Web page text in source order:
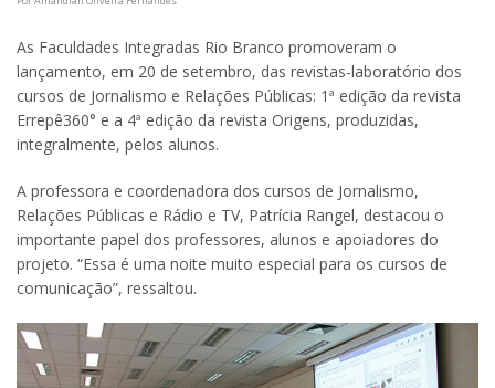
As Faculdades Integradas Rio Branco promoveram o
lançamento, em 20 de setembro, das revistas-laboratório dos
cursos de Jornalismo e Relações Públicas: 1ª edição da revista
Errepê360° e a 4ª edição da revista Origens, produzidas,
integralmente, pelos alunos.
A professora e coordenadora dos cursos de Jornalismo,
Relações Públicas e Rádio e TV, Patrícia Rangel, destacou o
importante papel dos professores, alunos e apoiadores do
projeto. “Essa é uma noite muito especial para os cursos de
comunicação”, ressaltou.